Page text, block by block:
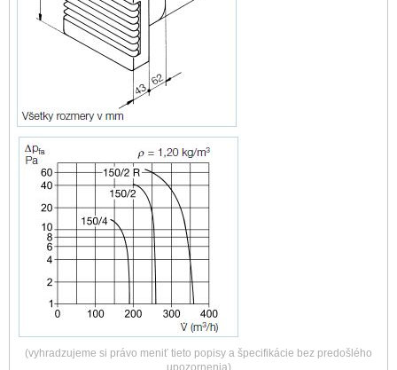
(vyhradzujeme si právo meniť tieto popisy a špecifikácie bez predošlého
upozornenia)